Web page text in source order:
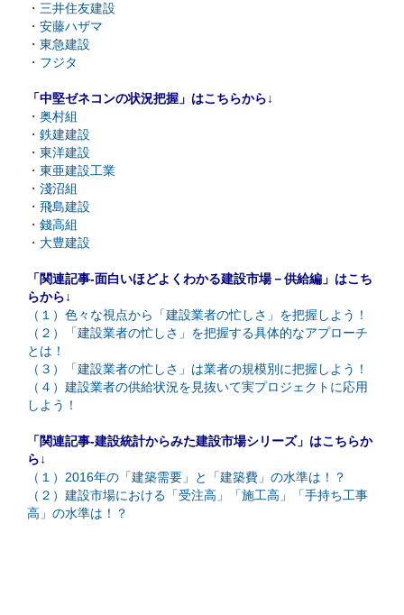
・ 三井住友建設
・ 安藤ハザマ
・ 東急建設
・ フジタ
「中堅ゼネコンの状況把握」はこちらから↓
・ 奥村組
・ 鉄建建設
・ 東洋建設
・ 東亜建設工業
・ 淺沼組
・ 飛島建設
・ 錢高組
・ 大豊建設
「関連記事-面白いほどよくわかる建設市場－供給編」はこち
らから↓
（１）色々な視点から「建設業者の忙しさ」を把握しよう！
（２）「建設業者の忙しさ」を把握する具体的なアプローチ
とは！
（３）「建設業者の忙しさ」は業者の規模別に把握しよう！
（４）建設業者の供給状況を見抜いて実プロジェクトに応用
しよう！
「関連記事-建設統計からみた建設市場シリーズ」はこちらか
ら↓
（１）2016年の「建築需要」と「建築費」の水準は！？
（２）建設市場における「受注高」「施工高」「手持ち工事
高」の水準は！？